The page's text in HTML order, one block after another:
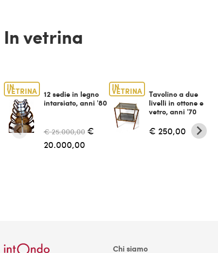
In vetrina
IN
VETRINA
12 sedie in legno
intarsiato, anni '80
€ 25.000,00 €
20.000,00
IN
VETRINA
Tavolino a due
livelli in ottone e
vetro, anni '70
€ 250,00
Chi siamo